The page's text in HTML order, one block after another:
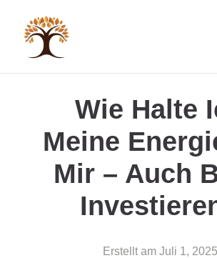
Wie Halte
Meine
Mir – Auch
Erstellt am Juli 1, 2025